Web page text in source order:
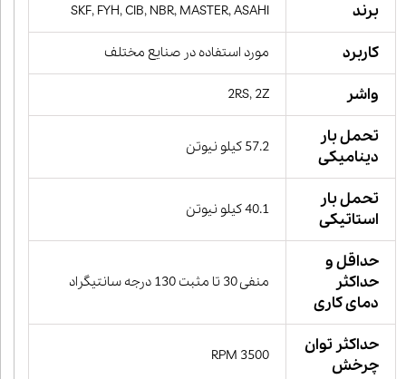
برند SKF, FYH, CIB, NBR, MASTER, ASAHI
کاربرد مورد استفاده در صنایع مختلف
واشر 2RS, 2Z
تحمل بار
دینامیکی
57.2 کیلو نیوتن
تحمل بار
استاتیکی
40.1 کیلو نیوتن
حداقل و
حداکثر
دمای کاری
منفی 30 تا مثبت 130 درجه سانتیگراد
حداکثر توان
چرخش
3500 RPM